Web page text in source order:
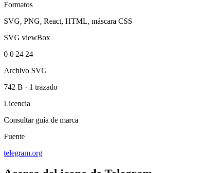
Formatos
SVG, PNG, React, HTML, máscara CSS
SVG viewBox
0 0 24 24
Archivo SVG
742 B · 1 trazado
Licencia
Consultar guía de marca
Fuente
telegram.org